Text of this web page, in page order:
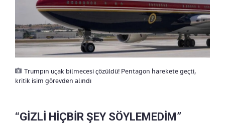
Trumpın uçak bilmecesi çözüldü! Pentagon harekete geçti,
kritik isim görevden alındı
“GİZLİ HİÇBİR ŞEY SÖYLEMEDİM”